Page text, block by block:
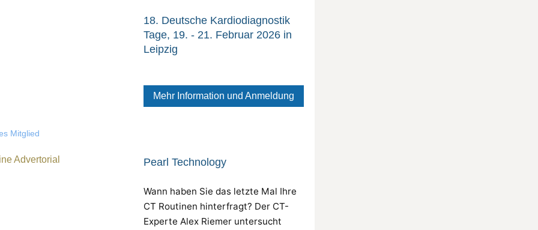
18. Deutsche Kardiodiagnostik
Tage, 19. - 21. Februar 2026 in
Leipzig
Mehr Information und Anmeldung
Mitglied
Pearl Technology
Wann haben Sie das letzte Mal Ihre
CT Routinen hinterfragt? Der CT-
Experte Alex Riemer untersucht